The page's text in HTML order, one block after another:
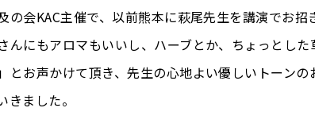
の会KAC主催で、以前熊本に萩尾先生を講演でお
んにもアロマもいいし、ハーブとか、ちょっとし
とお声かけて頂き、先生の心地よい優しいトーン
きました。